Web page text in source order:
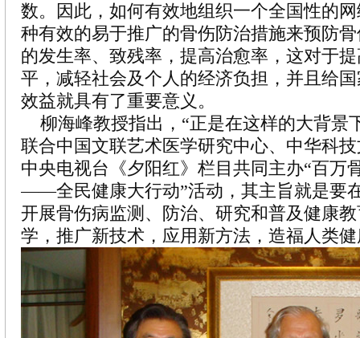
数。因此，如何有效地组织一个全国性的
种有效的易于推广的骨伤防治措施来预防
的发生率、致残率，提高治愈率，这对于
平，减轻社会及个人的经济负担，并且给
效益就具有了重要意义。
柳海峰教授指出，“正是在这样的大背景
联合中国文联艺术医学研究中心、中华科
中央电视台《夕阳红》栏目共同主办“百万
——全民健康大行动”活动，其主旨就是要
开展骨伤病监测、防治、研究和普及健康
学，推广新技术，应用新方法，造福人类健